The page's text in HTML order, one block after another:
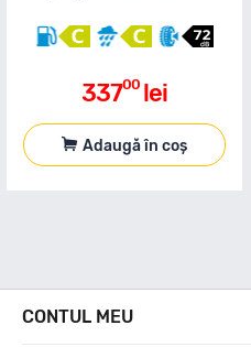
33700 lei
Adaugă în coș
CONTUL MEU